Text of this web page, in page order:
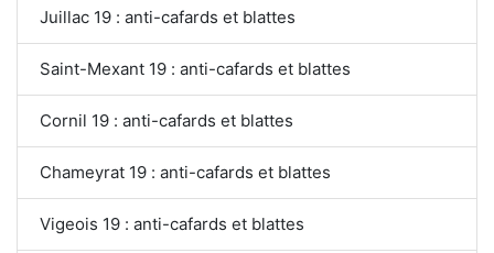
Juillac 19 : anti-cafards et blattes
Saint-Mexant 19 : anti-cafards et blattes
Cornil 19 : anti-cafards et blattes
Chameyrat 19 : anti-cafards et blattes
Vigeois 19 : anti-cafards et blattes